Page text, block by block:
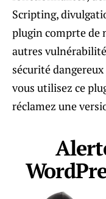
Scripting,
plugin comprte de
autres
sécurité
vous utilisez ce
réclamez une